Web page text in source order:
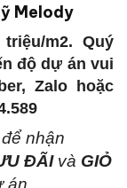
Melody
m2. Quý
độ dự án vui
Zalo hoặc
để nhận
ĐÃIvà GIỎ
án.